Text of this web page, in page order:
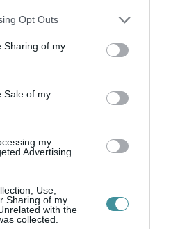
app uses one or more Google
behaviour. You may click to
and its third-party tags to
purposes in below Google
Opt Outs
Sharing of my
Sale of my
my
Advertising.
Use,
Sharing of my
with the
collected.
LEHETÜNK TUDATOSABBAK A
INTELLIGENCIA